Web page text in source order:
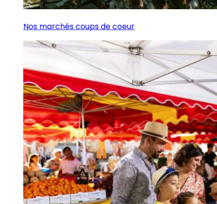
Nos marchés coups de coeur